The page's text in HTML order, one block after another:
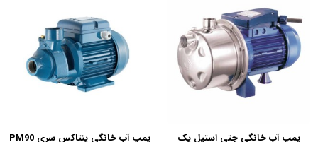
پمپ آب خانگی جتی استیل یک
پمپ آب خانگی پنتاکس سری PM90